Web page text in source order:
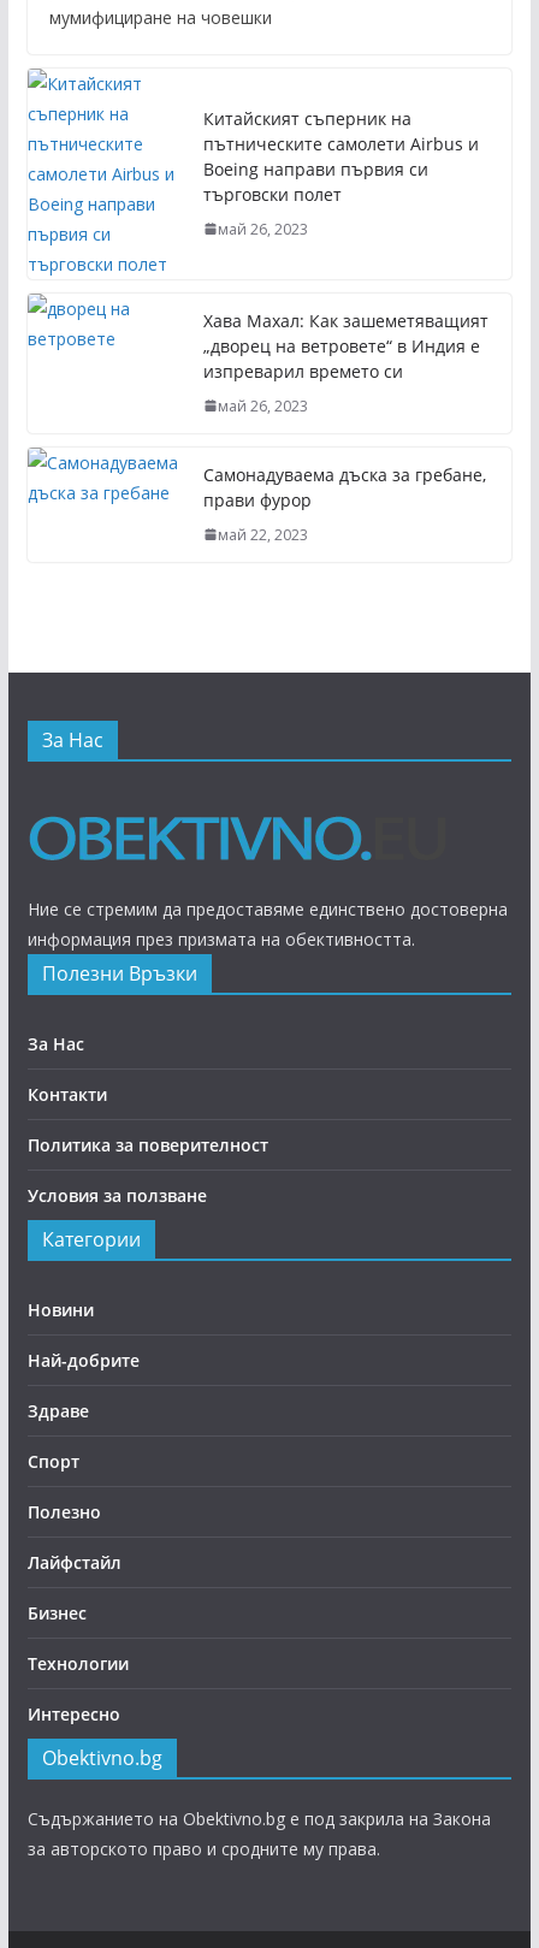
мумифициране на човешки
Китайският съперник на
пътническите самолети Airbus и
Boeing направи първия си
търговски полет
май 26, 2023
Хава Махал: Как зашеметяващият
„дворец на ветровете“ в Индия е
изпреварил времето си
май 26, 2023
Самонадуваема дъска за гребане,
прави фурор
май 22, 2023
За Нас
Ние се стремим да предоставяме единствено достоверна
информация през призмата на обективността.
Полезни Връзки
За Нас
Контакти
Политика за поверителност
Условия за ползване
Категории
Новини
Най-добрите
Здраве
Спорт
Полезно
Лайфстайл
Бизнес
Технологии
Интересно
Obektivno.bg
Съдържанието на Obektivno.bg е под закрила на Закона
за авторското право и сродните му права.